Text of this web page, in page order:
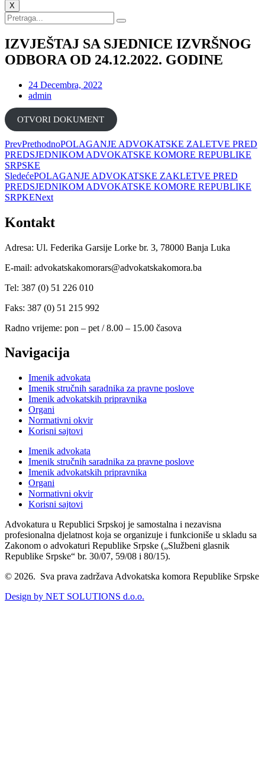
X
IZVJEŠTAJ SA SJEDNICE IZVRŠNOG
ODBORA OD 24.12.2022. GODINE
24 Decembra, 2022
admin
ОTVORI DOKUMENT
PrevPrethodnoPOLAGANJE ADVOKATSKE ZALETVE PRED
PREDSJEDNIKOM ADVOKATSKE KOMORE REPUBLIKE
SRPSKE
SledećePOLAGANJE ADVOKATSKE ZAKLETVE PRED
PREDSJEDNIKOM ADVOKATSKE KOMORE REPUBLIKE
SRPKENext
Kontakt
Adresa: Ul. Federika Garsije Lorke br. 3, 78000 Banja Luka
E-mail: advokatskakomorars@advokatskakomora.ba
Tel: 387 (0) 51 226 010
Faks: 387 (0) 51 215 992
Radno vrijeme: pon – pet / 8.00 – 15.00 časova
Navigacija
Imenik advokata
Imenik stručnih saradnika za pravne poslove
Imenik advokatskih pripravnika
Organi
Normativni okvir
Korisni sajtovi
Imenik advokata
Imenik stručnih saradnika za pravne poslove
Imenik advokatskih pripravnika
Organi
Normativni okvir
Korisni sajtovi
Advokatura u Republici Srpskoj je samostalna i nezavisna
profesionalna djelatnost koja se organizuje i funkcioniše u skladu sa
Zakonom o advokaturi Republike Srpske („Službeni glasnik
Republike Srpske“ br. 30/07, 59/08 i 80/15).
© 2026. Sva prava zadržava Advokatska komora Republike Srpske
Design by NET SOLUTIONS d.o.o.